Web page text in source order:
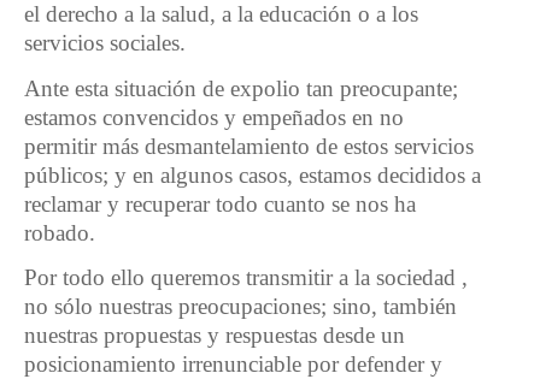
el derecho a la salud, a la educación o a los
servicios sociales.
Ante esta situación de expolio tan preocupante;
estamos convencidos y empeñados en no
permitir más desmantelamiento de estos servicios
públicos; y en algunos casos, estamos decididos a
reclamar y recuperar todo cuanto se nos ha
robado.
Por todo ello queremos transmitir a la sociedad ,
no sólo nuestras preocupaciones; sino, también
nuestras propuestas y respuestas desde un
posicionamiento irrenunciable por defender y